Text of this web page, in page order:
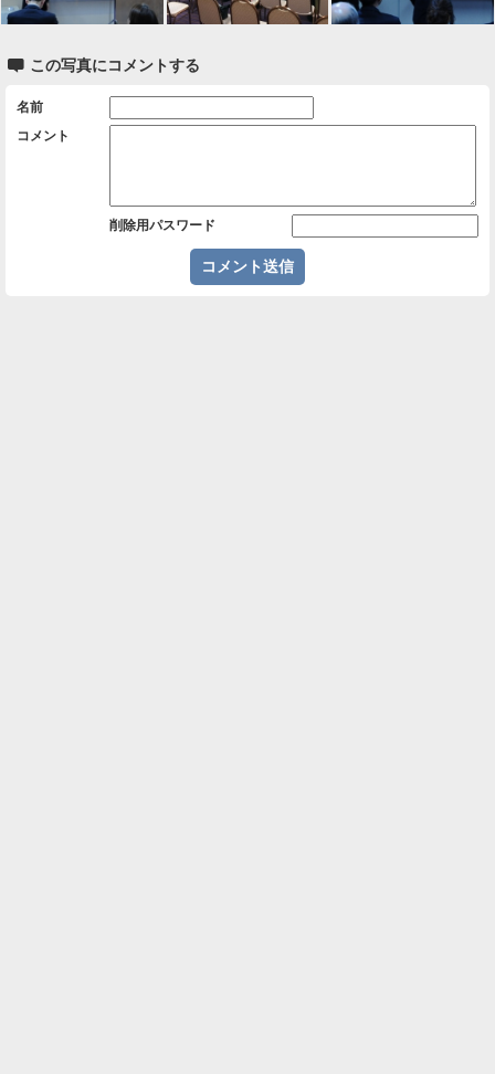
 この写真にコメントする
名前
コメント
削除用パスワード